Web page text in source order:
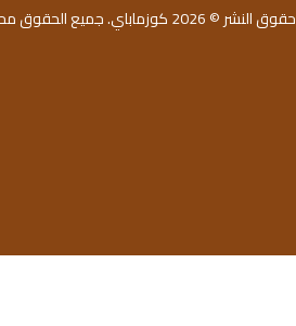
حقوق النشر © 2026 كوزماباي. جميع الحقوق محفوظة